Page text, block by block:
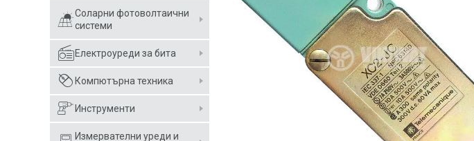
Соларни фотоволтаични
системи
Електроуреди за бита
Компютърна техника
Инструменти
Измервателни уреди и